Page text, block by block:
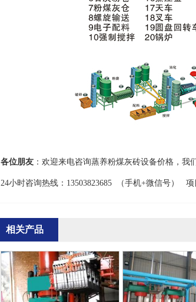
各位朋友 ：欢迎来电咨询蒸养粉煤灰砖设备价格，我
24小时咨询热线：13503823685 （手机+微信号）
相关产品